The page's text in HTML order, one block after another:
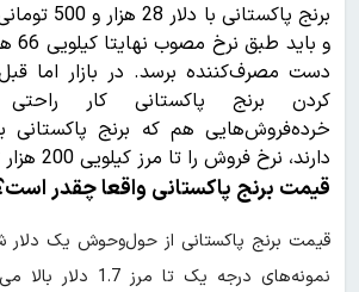
برنج
دست مصرف‌کننده برسد. در بازار اما
کردن برنج پاکستانی کار
خرده‌فروش‌هایی هم که برنج پاکستانی
دارند، نرخ فروش را تا مرز کیلویی 200 هزار تومان بالا برده‌اند
قیمت برنج پاکستانی واقعا چقدر
قیمت برنج پاکستانی از حول‌وحوش یک
نمونه‌های درجه یک تا